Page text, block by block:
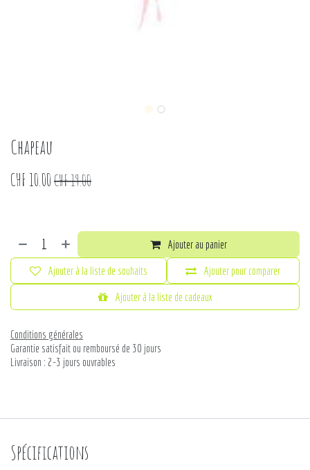
Chapeau
CHF 10.00CHF19.00
Ajouter au panier
Ajouter pour comparer
Ajouter à la liste de cadeaux
Ajouter à la liste de souhaits
Conditions générales
Garantie satisfait ou remboursé de 30 jours
Livraison : 2-3 jours ouvrables
Spécifications